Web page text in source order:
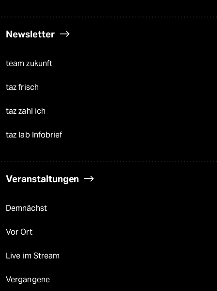
Newsletter
team zukunft
taz frisch
taz zahl ich
taz lab Infobrief
Veranstaltungen
Demnächst
Vor Ort
Live im Stream
Vergangene